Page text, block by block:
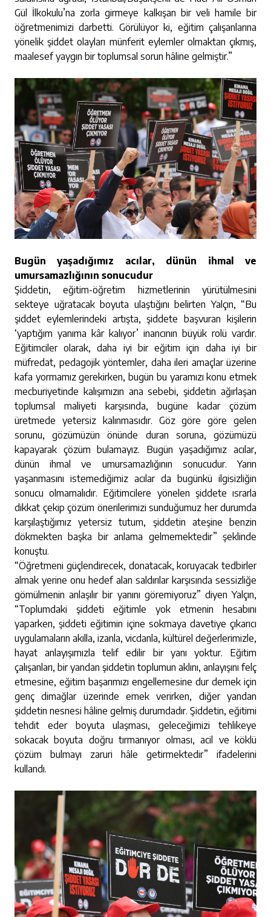
Gül İlkokulu’na zorla girmeye kalkışan bir veli hamile bir
öğretmenimizi darbetti. Görülüyor ki, eğitim çalışanlarına
yönelik şiddet olayları münferit eylemler olmaktan çıkmış,
maalesef yaygın bir toplumsal sorun hâline gelmiştir.”
Bugün yaşadığımız acılar, dünün ihmal ve
umursamazlığının sonucudur
Şiddetin, eğitim-öğretim hizmetlerinin yürütülmesini
sekteye uğratacak boyuta ulaştığını belirten Yalçın, “Bu
şiddet eylemlerindeki artışta, şiddete başvuran kişilerin
‘yaptığım yanıma kâr kalıyor’ inancının büyük rolü vardır.
Eğitimciler olarak, daha iyi bir eğitim için daha iyi bir
müfredat, pedagojik yöntemler, daha ileri amaçlar üzerine
kafa yormamız gerekirken, bugün bu yaramızı konu etmek
mecburiyetinde kalışımızın ana sebebi, şiddetin ağırlaşan
toplumsal maliyeti karşısında, bugüne kadar çözüm
üretmede yetersiz kalınmasıdır. Göz göre göre gelen
sorunu, gözümüzün önünde duran soruna, gözümüzü
kapayarak çözüm bulamayız. Bugün yaşadığımız acılar,
dünün ihmal ve umursamazlığının sonucudur. Yarın
yaşanmasını istemediğimiz acılar da bugünkü ilgisizliğin
sonucu olmamalıdır. Eğitimcilere yönelen şiddete ısrarla
dikkat çekip çözüm önerilerimizi sunduğumuz her durumda
karşılaştığımız yetersiz tutum, şiddetin ateşine benzin
dökmekten başka bir anlama gelmemektedir” şeklinde
konuştu.
“Öğretmeni güçlendirecek, donatacak, koruyacak tedbirler
almak yerine onu hedef alan saldırılar karşısında sessizliğe
gömülmenin anlaşılır bir yanını göremiyoruz” diyen Yalçın,
“Toplumdaki şiddeti eğitimle yok etmenin hesabını
yaparken, şiddeti eğitimin içine sokmaya davetiye çıkarıcı
uygulamaların akılla, izanla, vicdanla, kültürel değerlerimizle,
hayat anlayışımızla telif edilir bir yanı yoktur. Eğitim
çalışanları, bir yandan şiddetin toplumun aklını, anlayışını felç
etmesine, eğitim başarımızı engellemesine dur demek için
genç dimağlar üzerinde emek verirken, diğer yandan
şiddetin nesnesi hâline gelmiş durumdadır. Şiddetin, eğitimi
tehdit eder boyuta ulaşması, geleceğimizi tehlikeye
sokacak boyuta doğru tırmanıyor olması, acil ve köklü
çözüm bulmayı zaruri hâle getirmektedir” ifadelerini
kullandı.